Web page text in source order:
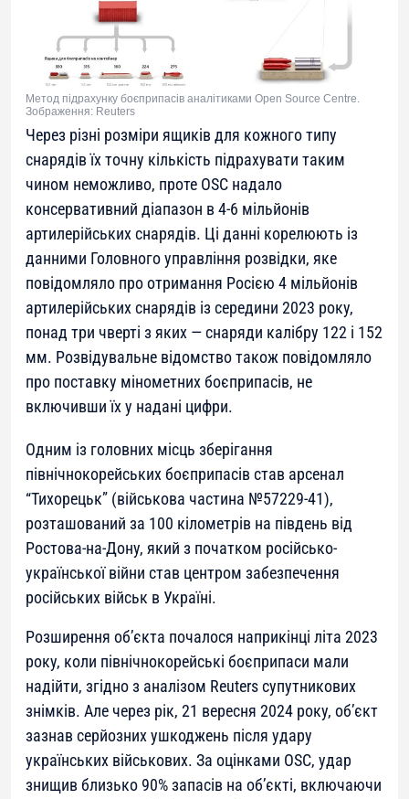
Метод підрахунку боєприпасів аналітиками Open Source Centre.
Зображення: Reuters
Через різні розміри ящиків для кожного типу
снарядів їх точну кількість підрахувати таким
чином неможливо, проте OSC надало
консервативний діапазон в 4-6 мільйонів
артилерійських снарядів. Ці данні корелюють із
данними Головного управління розвідки, яке
повідомляло про отримання Росією 4 мільйонів
артилерійських снарядів із середини 2023 року,
понад три чверті з яких — снаряди калібру 122 і 152
мм. Розвідувальне відомство також повідомляло
про поставку мінометних боєприпасів, не
включивши їх у надані цифри.
Одним із головних місць зберігання
північнокорейських боєприпасів став арсенал
“Тихорецьк” (військова частина №57229-41),
розташований за 100 кілометрів на південь від
Ростова-на-Дону, який з початком російсько-
української війни став центром забезпечення
російських військ в Україні.
Розширення об’єкта почалося наприкінці літа 2023
року, коли північнокорейські боєприпаси мали
надійти, згідно з аналізом Reuters супутникових
знімків. Але через рік, 21 вересня 2024 року, об’єкт
зазнав серйозних ушкоджень після удару
українських військових. За оцінками OSC, удар
знищив близько 90% запасів на об’єкті, включаючи